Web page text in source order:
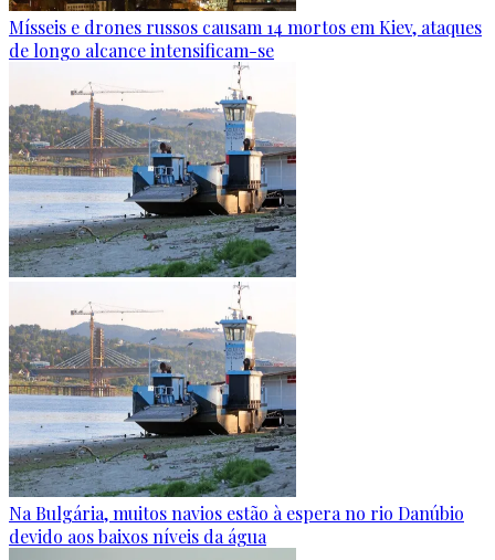
Mísseis e drones russos causam 14 mortos em Kiev, ataques
de longo alcance intensificam-se
Na Bulgária, muitos navios estão à espera no rio Danúbio
devido aos baixos níveis da água